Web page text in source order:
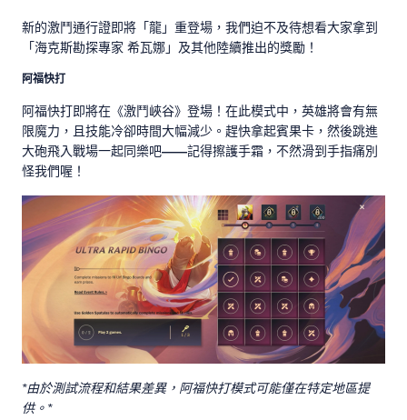
新的激鬥通行證即將「龍」重登場，我們迫不及待想看大家拿到
「海克斯勘探專家 希瓦娜」及其他陸續推出的獎勵！
阿福快打
阿福快打即將在《激鬥峽谷》登場！在此模式中，英雄將會有無
限魔力，且技能冷卻時間大幅減少。趕快拿起賓果卡，然後跳進
大砲飛入戰場一起同樂吧——記得擦護手霜，不然滑到手指痛別
怪我們喔！
*由於測試流程和結果差異，阿福快打模式可能僅在特定地區提
供。*